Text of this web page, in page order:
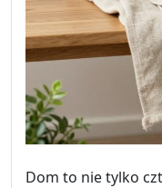
Dom to nie tylko